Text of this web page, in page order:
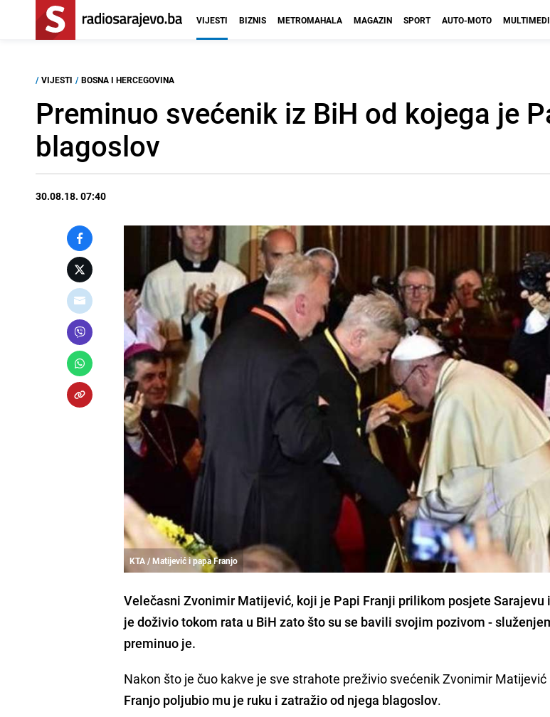
VIJESTI BIZNIS METROMAHALA MAGAZIN SPORT AUTO-MOTO
/ VIJESTI / BOSNA I HERCEGOVINA
Preminuo svećenik iz BiH od kojega je
blagoslov
30.08.18. 07:40
KTA / Matijević i papa Franjo
VelečasniZvonimir Matijević, koji je Papi Franji prilikom posjete
je doživio tokom rata u BiH zato što su se bavili svojim pozivom -
preminuo je.
Nakon što je čuo kakve je sve strahote preživio svećenik Zvonimir Matijević
Franjo poljubio mu je ruku i zatražio od njega blagoslov.